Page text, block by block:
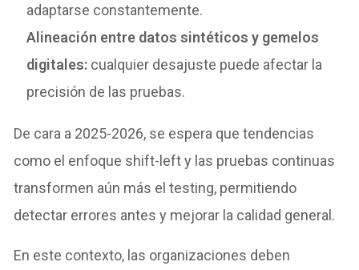
adaptarse constantemente.
Alineación entre datos sintéticos y gemelos
digitales: cualquier desajuste puede afectar la
precisión de las pruebas.
De cara a 2025-2026, se espera que tendencias
como el enfoque shift-left y las pruebas continuas
transformen aún más el testing, permitiendo
detectar errores antes y mejorar la calidad general.
En este contexto, las organizaciones deben